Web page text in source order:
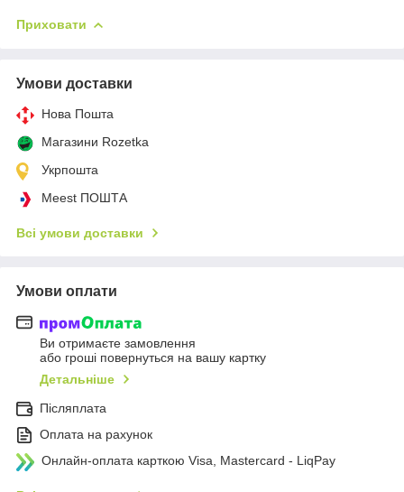
Приховати
Умови доставки
Нова Пошта
Магазини Rozetka
Укрпошта
Meest ПОШТА
Всі умови доставки
Умови оплати
Ви отримаєте замовлення
або гроші повернуться на вашу картку
Детальніше
Післяплата
Оплата на рахунок
Онлайн-оплата карткою Visa, Mastercard - LiqPay